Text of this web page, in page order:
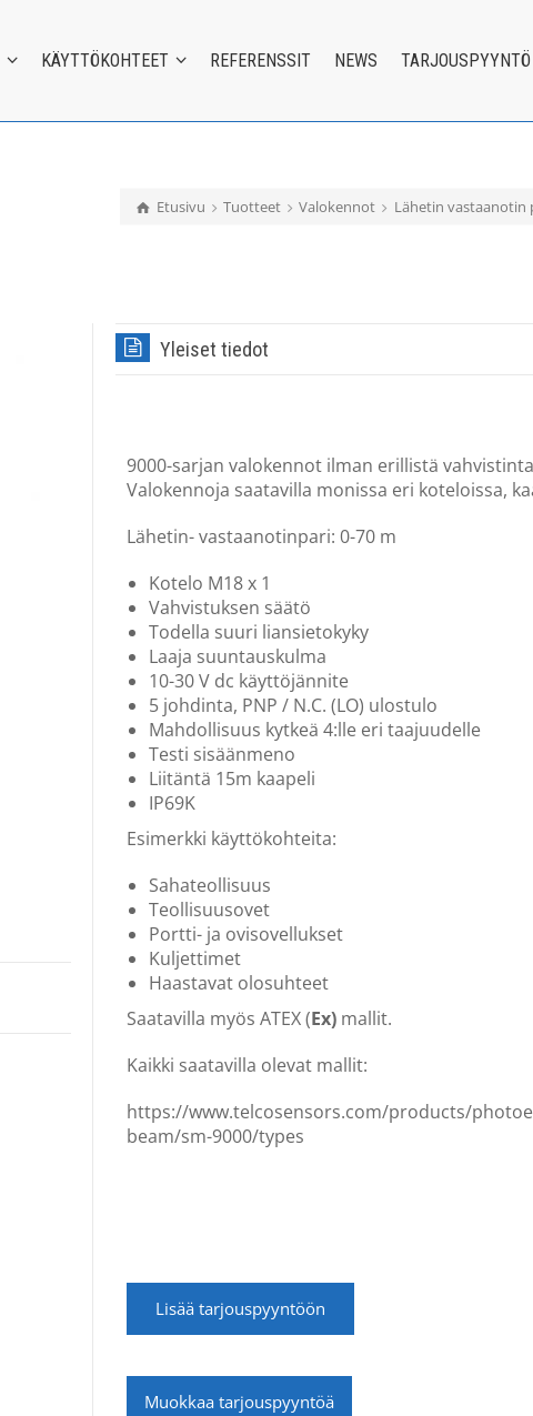
KÄYTTÖKOHTEET REFERENSSIT NEWS TARJOUSPYYNTÖ
Etusivu Tuotteet Valokennot Lähetin vastaanotin
Yleiset tiedot
9000-sarjan valokennot ilman erillistä
Valokennoja saatavilla monissa eri koteloissa,
Lähetin- vastaanotinpari: 0-70 m
Kotelo M18 x 1
Vahvistuksen säätö
Todella suuri liansietokyky
Laaja suuntauskulma
10-30 V dc käyttöjännite
5 johdinta, PNP / N.C. (LO) ulostulo
Mahdollisuus kytkeä 4:lle eri taajuudelle
Testi sisäänmeno
Liitäntä 15m kaapeli
IP69K
Esimerkki käyttökohteita:
Sahateollisuus
Teollisuusovet
Portti- ja ovisovellukset
Kuljettimet
Haastavat olosuhteet
Saatavilla myös ATEX (Ex) mallit.
Kaikki saatavilla olevat mallit:
https://www.telcosensors.com/products/
beam/sm-9000/types
Lisää tarjouspyyntöön
Muokkaa tarjouspyyntöä